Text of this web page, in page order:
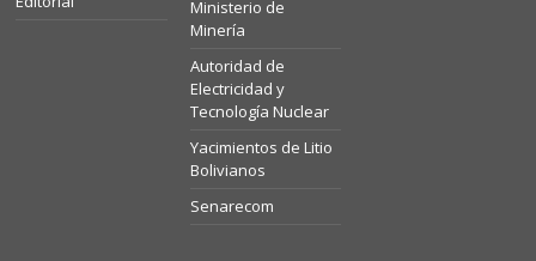
Ministerio de
Minería
Autoridad de
Electricidad y
Tecnología Nuclear
Yacimientos de Litio
Bolivianos
Senarecom